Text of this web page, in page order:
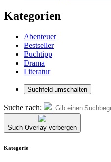
Kategorien
Abenteuer
Bestseller
Buchtipp
Drama
Literatur
Suchfeld umschalten
Suche nach:
Such-Overlay verbergen
Kategorie